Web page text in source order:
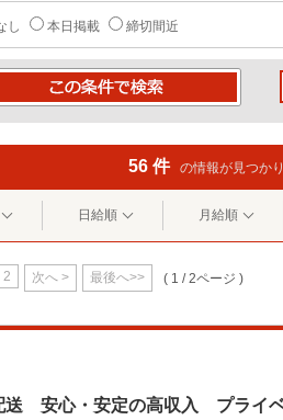
し 本日掲載 締切間近
56 件 の情報が見つか
日給順 月給順
2 次へ > 最後へ>> ( 1 / 2ページ )
送 安心・安定の高収入 プライ